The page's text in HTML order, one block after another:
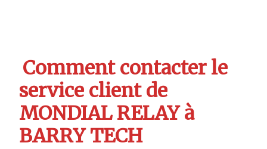
Comment contacter le
service client de
MONDIAL RELAY à
BARRY TECH